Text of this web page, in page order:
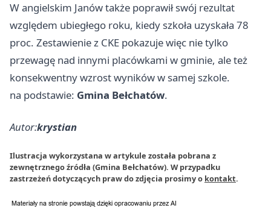
W angielskim Janów także poprawił swój rezultat
względem ubiegłego roku, kiedy szkoła uzyskała 78
proc. Zestawienie z CKE pokazuje więc nie tylko
przewagę nad innymi placówkami w gminie, ale też
konsekwentny wzrost wyników w samej szkole.
na podstawie: Gmina Bełchatów.
Autor:krystian
Ilustracja wykorzystana w artykule została pobrana z
zewnętrznego źródła (Gmina Bełchatów). W przypadku
zastrzeżeń dotyczących praw do zdjęcia prosimy o kontakt.